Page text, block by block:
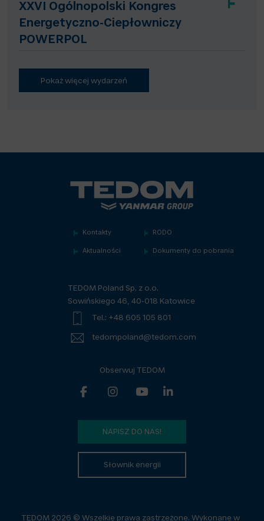
XXVI Ogólnopolski Kongres
Energetyczno-Ciepłowniczy
POWERPOL
Pokaż więcej wydarzeń
Kontakty RODO
Aktualności Dokumenty do pobrania
TEDOM Poland Sp. z o.o.
Sowińskiego 46, 40-018 Katowice
Tel.: +48 605 105 801
tedompoland@tedom.com
Obserwuj TEDOM
NAPISZ DO NAS!
Słownik energii
TEDOM 2026 © Wszelkie prawa zastrzeżone. Wykonane w